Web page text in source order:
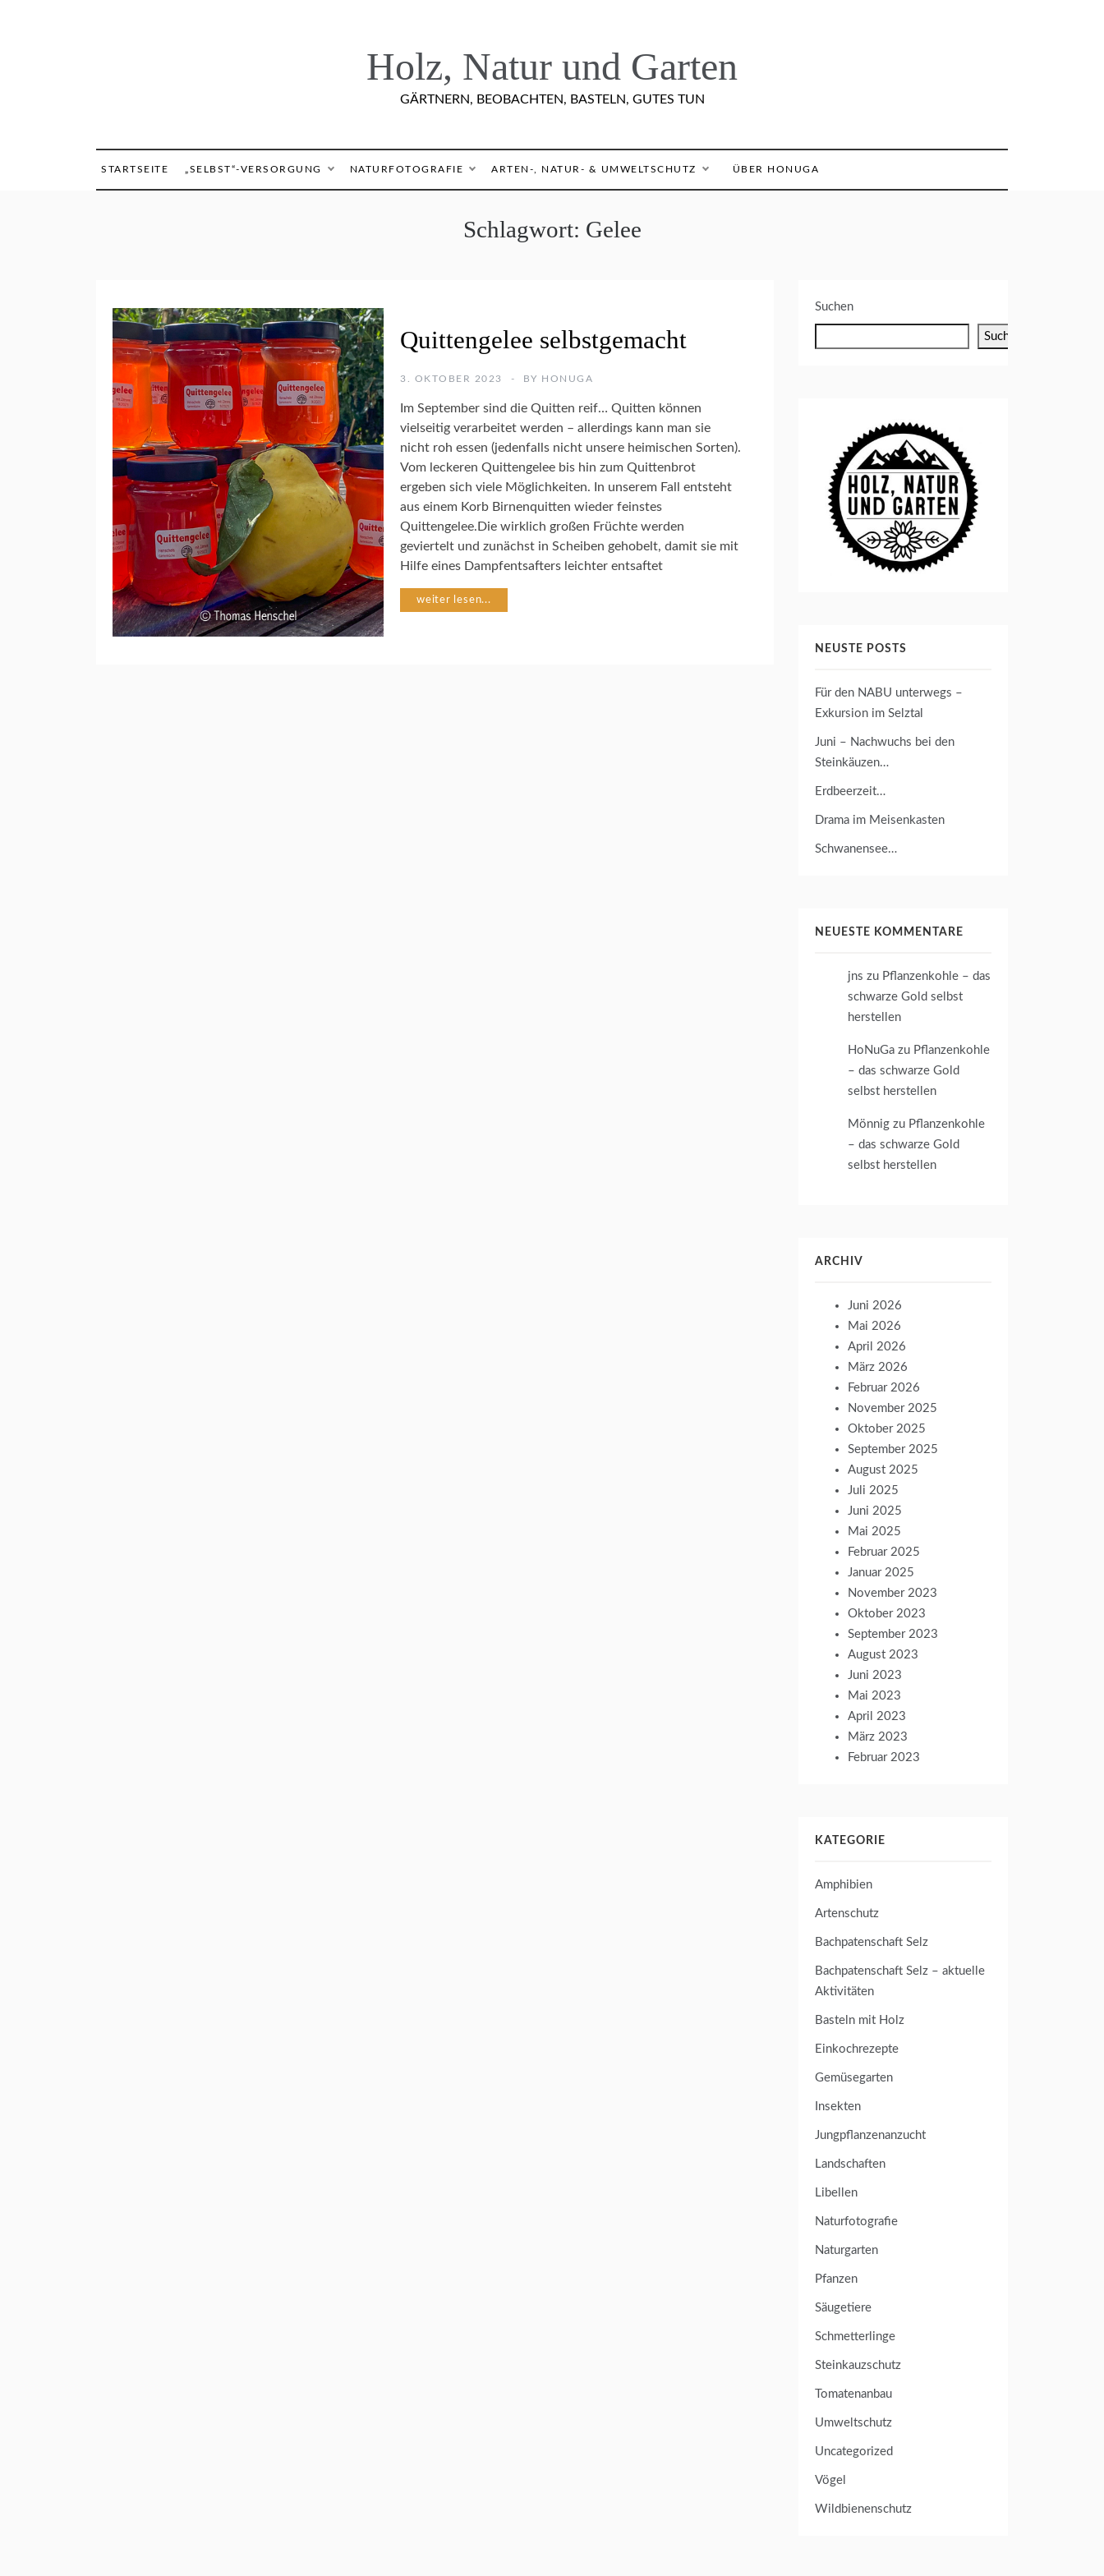
Holz, Natur und Garten
GÄRTNERN, BEOBACHTEN, BASTELN, GUTES TUN
STARTSEITE „SELBST“-VERSORGUNG NATURFOTOGRAFIE ARTEN-, NATUR- & UMWELTSCHUTZ ÜBER HONUGA
Schlagwort: Gelee
I
C
E
Z
E
E
Quittengelee selbstgemacht
3. OKTOBER 2023 BY HONUGA
Im September sind die Quitten reif… Quitten können
vielseitig verarbeitet werden – allerdings kann man sie
nicht roh essen (jedenfalls nicht unsere heimischen Sorten).
Vom leckeren Quittengelee bis hin zum Quittenbrot
ergeben sich viele Möglichkeiten. In unserem Fall entsteht
aus einem Korb Birnenquitten wieder feinstes
Quittengelee.Die wirklich großen Früchte werden
geviertelt und zunächst in Scheiben gehobelt, damit sie mit
Hilfe eines Dampfentsafters leichter entsaftet
weiter lesen...
Suchen
Suchen
NEUSTE POSTS
Für den NABU unterwegs –
Exkursion im Selztal
Juni – Nachwuchs bei den
Steinkäuzen…
Erdbeerzeit…
Drama im Meisenkasten
Schwanensee…
NEUESTE KOMMENTARE
jns zu Pflanzenkohle – das
schwarze Gold selbst
herstellen
HoNuGa zu Pflanzenkohle
– das schwarze Gold
selbst herstellen
Mönnig zu Pflanzenkohle
– das schwarze Gold
selbst herstellen
ARCHIV
Juni 2026
Mai 2026
April 2026
März 2026
Februar 2026
November 2025
Oktober 2025
September 2025
August 2025
Juli 2025
Juni 2025
Mai 2025
Februar 2025
Januar 2025
November 2023
Oktober 2023
September 2023
August 2023
Juni 2023
Mai 2023
April 2023
März 2023
Februar 2023
KATEGORIE
Amphibien
Artenschutz
Bachpatenschaft Selz
Bachpatenschaft Selz – aktuelle
Aktivitäten
Basteln mit Holz
Einkochrezepte
Gemüsegarten
Insekten
Jungpflanzenanzucht
Landschaften
Libellen
Naturfotografie
Naturgarten
Pfanzen
Säugetiere
Schmetterlinge
Steinkauzschutz
Tomatenanbau
Umweltschutz
Uncategorized
Vögel
Wildbienenschutz